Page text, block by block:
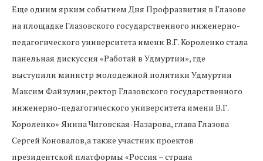
Еще одним ярким событием Дня Профразвития в Глазове
на площадке Глазовского государственного инженерно-
педагогического университета имени В.Г. Короленко стала
панельная дискуссия «Работай в Удмуртии», где
выступили министр молодежной политики Удмуртии
Максим Файзулин,ректор Глазовского государственного
инженерно-педагогического университета имени В.Г.
Короленко» Янина Чиговская-Назарова, глава Глазова
Сергей Коновалов,а также участник проектов
президентской платформы «Россия – страна